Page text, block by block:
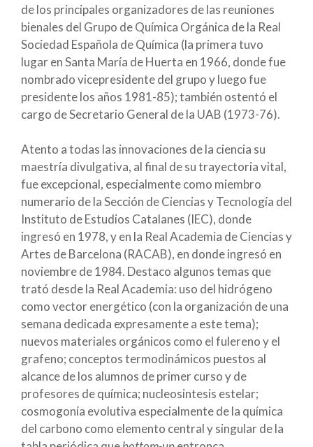
de los principales organizadores de las reuniones
bienales del Grupo de Química Orgánica de la Real
Sociedad Española de Química (la primera tuvo
lugar en Santa María de Huerta en 1966, donde fue
nombrado vicepresidente del grupo y luego fue
presidente los años 1981-85); también ostentó el
cargo de Secretario General de la UAB (1973-76).
Atento a todas las innovaciones de la ciencia su
maestría divulgativa, al final de su trayectoria vital,
fue excepcional, especialmente como miembro
numerario de la Sección de Ciencias y Tecnología del
Instituto de Estudios Catalanes (IEC), donde
ingresó en 1978, y en la Real Academia de Ciencias y
Artes de Barcelona (RACAB), en donde ingresó en
noviembre de 1984. Destaco algunos temas que
trató desde la Real Academia: uso del hidrógeno
como vector energético (con la organización de una
semana dedicada expresamente a este tema);
nuevos materiales orgánicos como el fulereno y el
grafeno; conceptos termodinámicos puestos al
alcance de los alumnos de primer curso y de
profesores de química; nucleosintesis estelar;
cosmogonía evolutiva especialmente de la química
del carbono como elemento central y singular de la